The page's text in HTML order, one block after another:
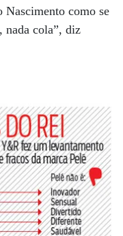
Nascimento como se
nada cola”, diz